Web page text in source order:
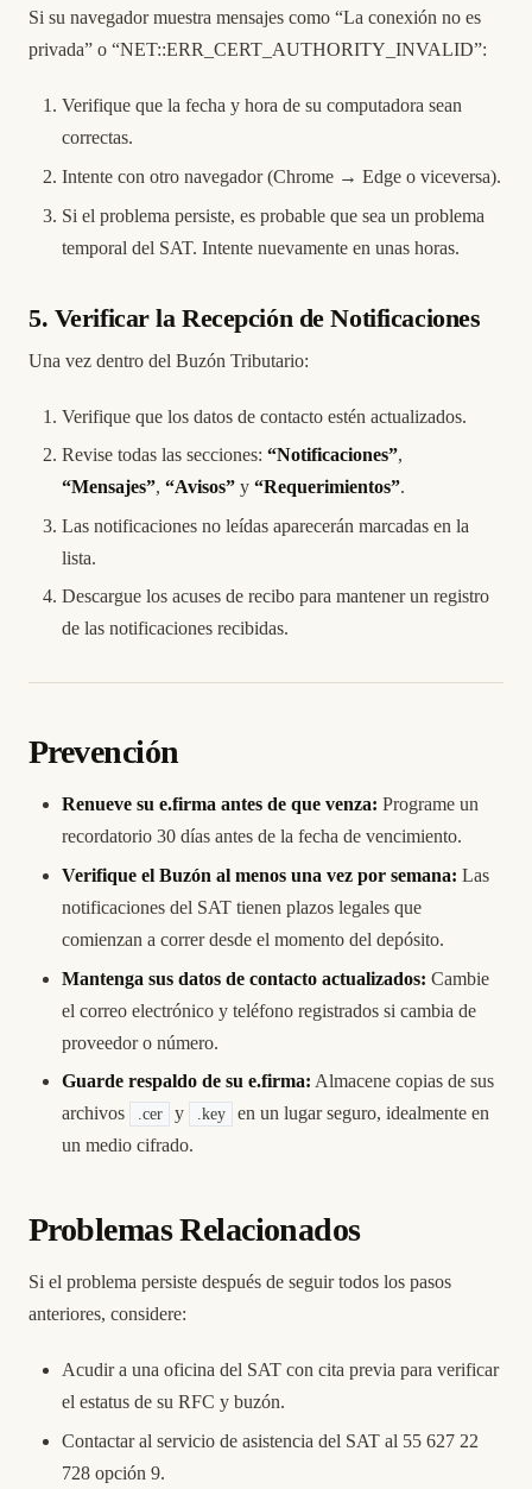
Si su navegador muestra mensajes como “La conexión no es
privada” o “NET::ERR_CERT_AUTHORITY_INVALID”:
Verifique que la fecha y hora de su computadora sean
correctas.
Intente con otro navegador (Chrome → Edge o viceversa).
Si el problema persiste, es probable que sea un problema
temporal del SAT. Intente nuevamente en unas horas.
5. Verificar la Recepción de Notificaciones
Una vez dentro del Buzón Tributario:
Verifique que los datos de contacto estén actualizados.
Revise todas las secciones: “Notificaciones”,
“Mensajes”, “Avisos” y “Requerimientos”.
Las notificaciones no leídas aparecerán marcadas en la
lista.
Descargue los acuses de recibo para mantener un registro
de las notificaciones recibidas.
Prevención
Renueve su e.firma antes de que venza: Programe un
recordatorio 30 días antes de la fecha de vencimiento.
Verifique el Buzón al menos una vez por semana: Las
notificaciones del SAT tienen plazos legales que
comienzan a correr desde el momento del depósito.
Mantenga sus datos de contacto actualizados: Cambie
el correo electrónico y teléfono registrados si cambia de
proveedor o número.
Guarde respaldo de su e.firma: Almacene copias de sus
archivos
.cer y .key
en un lugar seguro, idealmente en
un medio cifrado.
Problemas Relacionados
Si el problema persiste después de seguir todos los pasos
anteriores, considere:
Acudir a una oficina del SAT con cita previa para verificar
el estatus de su RFC y buzón.
Contactar al servicio de asistencia del SAT al 55 627 22
728 opción 9.